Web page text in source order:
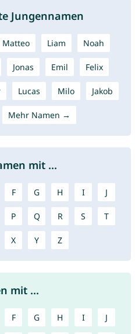
Jungennamen
Matteo Liam Noah
Jonas Emil Felix
Lucas Milo Jakob
Mehr Namen →
mit ...
F G H I J
P Q R S T
X Y Z
mit ...
F G H I J